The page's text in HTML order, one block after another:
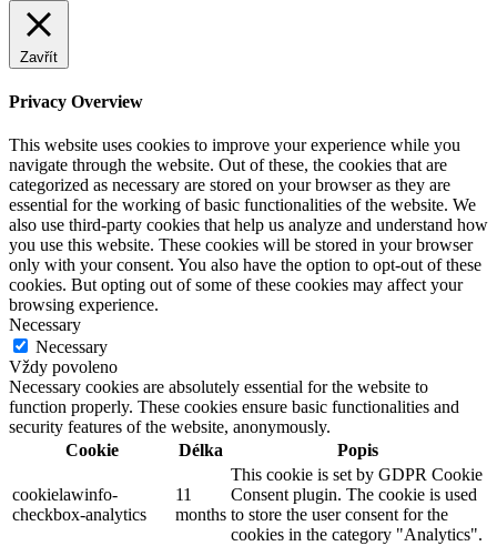
Zavřít
Privacy Overview
This website uses cookies to improve your experience while you
navigate through the website. Out of these, the cookies that are
categorized as necessary are stored on your browser as they are
essential for the working of basic functionalities of the website. We
also use third-party cookies that help us analyze and understand how
you use this website. These cookies will be stored in your browser
only with your consent. You also have the option to opt-out of these
cookies. But opting out of some of these cookies may affect your
browsing experience.
Necessary
Necessary
Vždy povoleno
Necessary cookies are absolutely essential for the website to
function properly. These cookies ensure basic functionalities and
security features of the website, anonymously.
Cookie
Délka Popis
cookielawinfo-
checkbox-analytics
11
months
This cookie is set by GDPR Cookie
Consent plugin. The cookie is used
to store the user consent for the
cookies in the category "Analytics".